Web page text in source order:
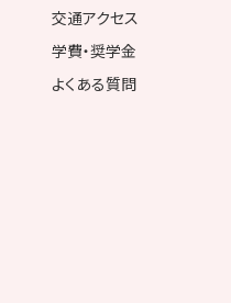
交通アクセス
学費・奨学金
よくある質問